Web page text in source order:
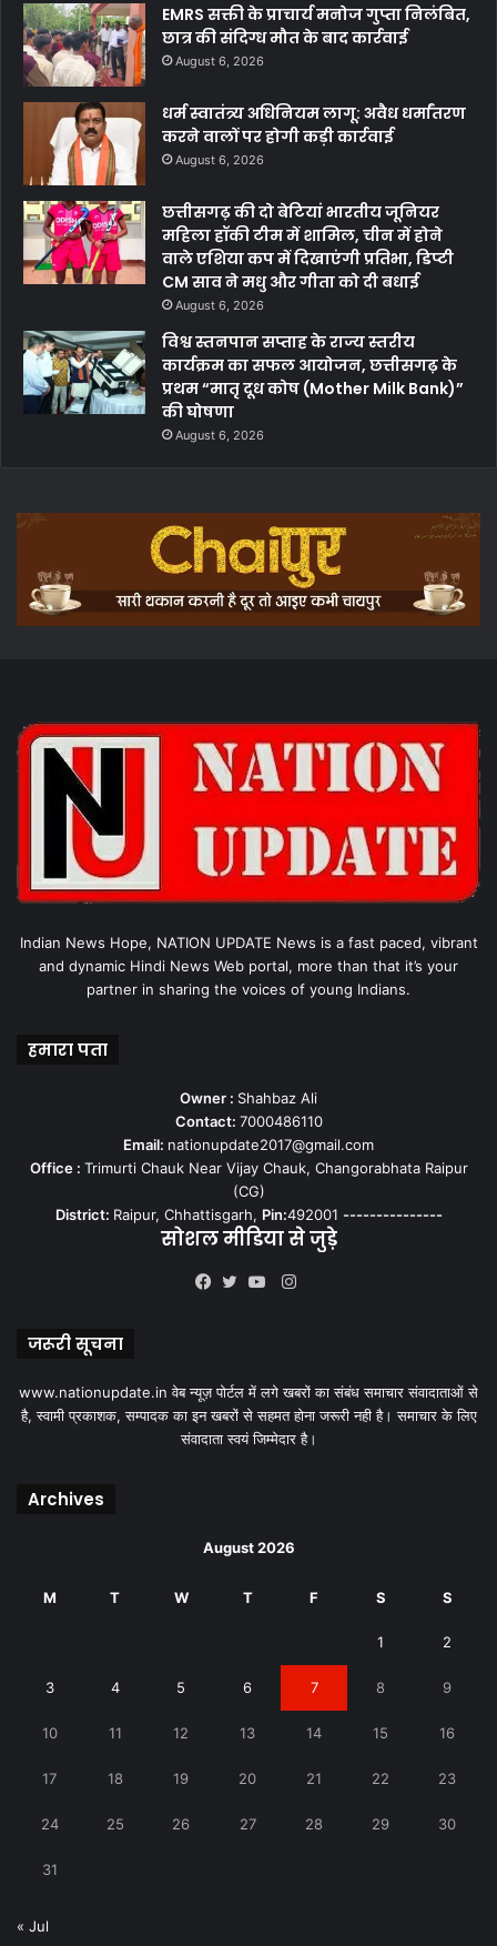
EMRS सक्ती के प्राचार्य मनोज गुप्ता निलंबित,
छात्र की संदिग्ध मौत के बाद कार्रवाई
August 6, 2026
धर्म स्वातंत्र्य अधिनियम लागू: अवैध धर्मांतरण
करने वालों पर होगी कड़ी कार्रवाई
August 6, 2026
छत्तीसगढ़ की दो बेटियां भारतीय जूनियर
महिला हॉकी टीम में शामिल, चीन में होने
वाले एशिया कप में दिखाएंगी प्रतिभा, डिप्टी
CM साव ने मधु और गीता को दी बधाई
August 6, 2026
विश्व स्तनपान सप्ताह के राज्य स्तरीय
कार्यक्रम का सफल आयोजन, छत्तीसगढ़ के
प्रथम “मातृ दूध कोष (Mother Milk Bank)”
की घोषणा
August 6, 2026
Indian News Hope, NATION UPDATE News is a fast paced, vibrant
and dynamic Hindi News Web portal, more than that it’s your
partner in sharing the voices of young Indians.
हमारा पता
Owner : Shahbaz Ali
Contact: 7000486110
Email: nationupdate2017@gmail.com
Office : Trimurti Chauk Near Vijay Chauk, Changorabhata Raipur
(CG)
District: Raipur, Chhattisgarh, Pin:492001 ---------------
सोशल मीडिया से जुड़े
Instagram
जरूरी सूचना
www.nationupdate.in वेब न्यूज़ पोर्टल में लगे खबरों का संबंध समाचार संवादाताओं से
है, स्वामी प्रकाशक, सम्पादक का इन खबरों से सहमत होना जरूरी नही है। समाचार के लिए
संवादाता स्वयं जिम्मेदार है।
Archives
August 2026
M T W T F S S
1 2
3 4 5 6 7 8 9
10 11 12 13 14 15 16
17 18 19 20 21 22 23
24 25 26 27 28 29 30
31
« Jul